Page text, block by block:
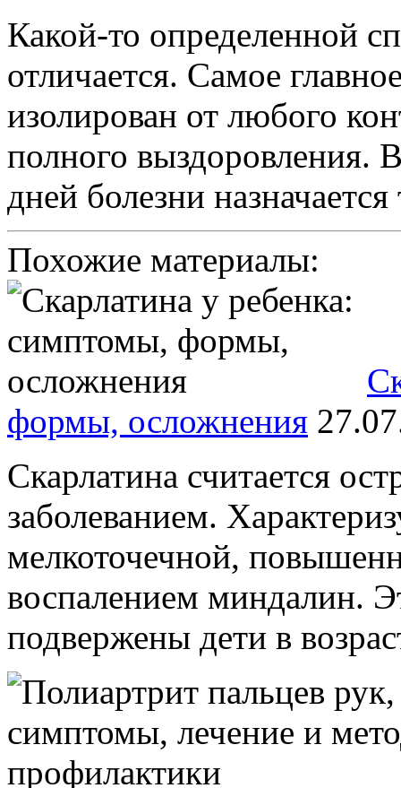
Какой-то определенной
отличается. Самое
изолирован от любого
полного выздоровления.
дней болезни
Похожие материалы:
формы, осложнения
Скарлатина считается
заболеванием.
мелкоточечной,
воспалением миндалин.
подвержены дети в